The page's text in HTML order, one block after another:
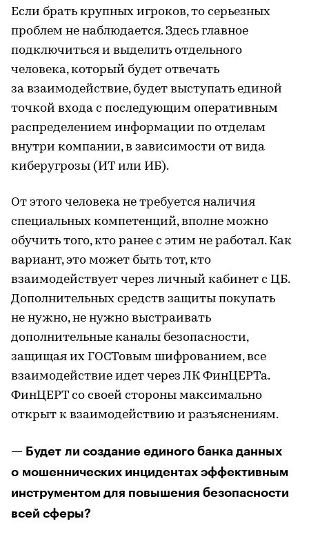
Если брать крупных игроков, то серьезных
проблем не наблюдается. Здесь главное
подключиться и выделить отдельного
человека, который будет отвечать
за взаимодействие, будет выступать единой
точкой входа с последующим оперативным
распределением информации по отделам
внутри компании, в зависимости от вида
киберугрозы (ИТ или ИБ).
От этого человека не требуется наличия
специальных компетенций, вполне можно
обучить того, кто ранее с этим не работал. Как
вариант, это может быть тот, кто
взаимодействует через личный кабинет с ЦБ.
Дополнительных средств защиты покупать
не нужно, не нужно выстраивать
дополнительные каналы безопасности,
защищая их ГОСТовым шифрованием, все
взаимодействие идет через ЛК ФинЦЕРТа.
ФинЦЕРТ со своей стороны максимально
открыт к взаимодействию и разъяснениям.
— Будет ли создание единого банка данных
о мошеннических инцидентах эффективным
инструментом для повышения безопасности
всей сферы?